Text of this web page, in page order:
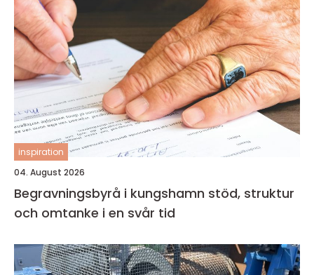
inspiration
04. August 2026
Begravningsbyrå i kungshamn stöd, struktur
och omtanke i en svår tid